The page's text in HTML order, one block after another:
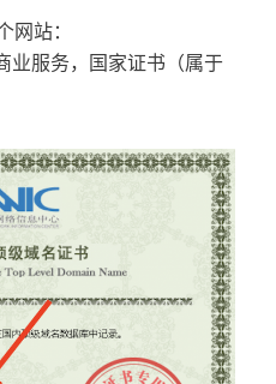
站：
业服务，国家证书（属于